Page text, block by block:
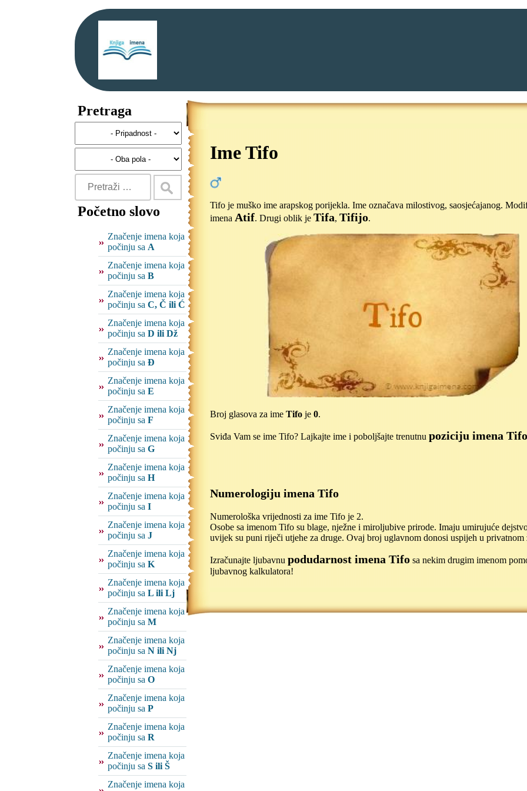
Pretraga
Početno slovo
Značenje imena koja
počinju sa A
Značenje imena koja
počinju sa B
Značenje imena koja
počinju sa C, Č ili Ć
Značenje imena koja
počinju sa D ili Dž
Značenje imena koja
počinju sa Đ
Značenje imena koja
počinju sa E
Značenje imena koja
počinju sa F
Značenje imena koja
počinju sa G
Značenje imena koja
počinju sa H
Značenje imena koja
počinju sa I
Značenje imena koja
počinju sa J
Značenje imena koja
počinju sa K
Značenje imena koja
počinju sa L ili Lj
Značenje imena koja
počinju sa M
Značenje imena koja
počinju sa N ili Nj
Značenje imena koja
počinju sa O
Značenje imena koja
počinju sa P
Značenje imena koja
počinju sa R
Značenje imena koja
počinju sa S ili Š
Značenje imena koja
Ime Tifo
Tifo je muško ime arapskog porijekla. Ime označava milostivog, saosjećajanog.
imena Atif. Drugi oblik je Tifa, Tifijo.
Broj glasova za ime Tifo je 0.
Sviđa Vam se ime Tifo? Lajkajte ime i poboljšajte trenutnu poziciju imena Tifo
Numerologiju imena Tifo
Numerološka vrijednosti za ime Tifo je 2.
Osobe sa imenom Tifo su blage, nježne i miroljubive prirode. Imaju umirujuće
uvijek su puni riječi utjehe za druge. Ovaj broj uglavnom donosi uspijeh u privatnom
Izračunajte ljubavnu podudarnost imena Tifo sa nekim drugim imenom
ljubavnog kalkulatora!